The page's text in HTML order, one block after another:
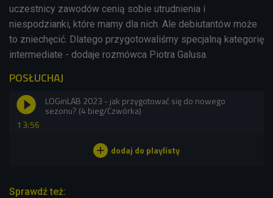
uczestnicy zawodów cenią sobie utrudnienia i
niespodzianki, które mamy dla nich. Ale debiutantów może
to zniechęcić. Dlatego przygotowaliśmy specjalną kategorię
intermediate - dodaje rozmówca Piotra Galusa.
POSŁUCHAJ
13:56
LOGinLAB 2023 - jak przygotować się do nowego
sezonu? (4 bieg/Czwórka)
Sprawdź też: